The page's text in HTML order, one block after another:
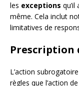
les exceptions
même. Cela inclut
limitatives de
Prescription
L’action
règles que l’action